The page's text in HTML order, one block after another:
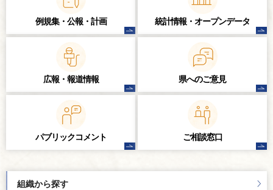
例規集・公報・計画 統計情報・ オープンデータ
広報・報道情報 県へのご意見
パブリックコメント ご相談窓口
組織から探す